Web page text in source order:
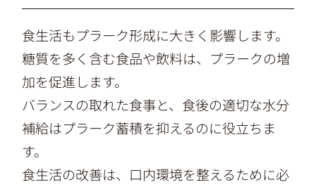
食生活もプラーク形成に大きく影響します。
糖質を多く含む食品や飲料は、プラークの増
加を促進します。
バランスの取れた食事と、食後の適切な水分
補給はプラーク蓄積を抑えるのに役立ちま
す。
食生活の改善は、口内環境を整えるために必